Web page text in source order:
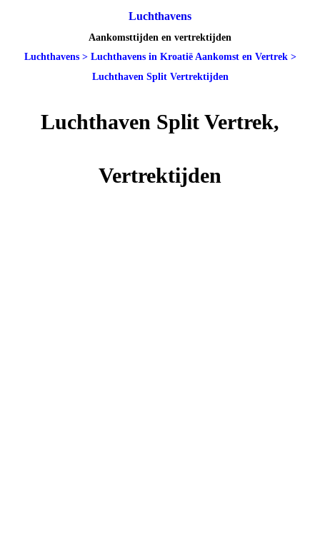
Luchthavens
Aankomsttijden en vertrektijden
Luchthavens> Luchthavens in Kroatië Aankomst en Vertrek>
Luchthaven Split Vertrektijden
Luchthaven Split Vertrek,
Vertrektijden